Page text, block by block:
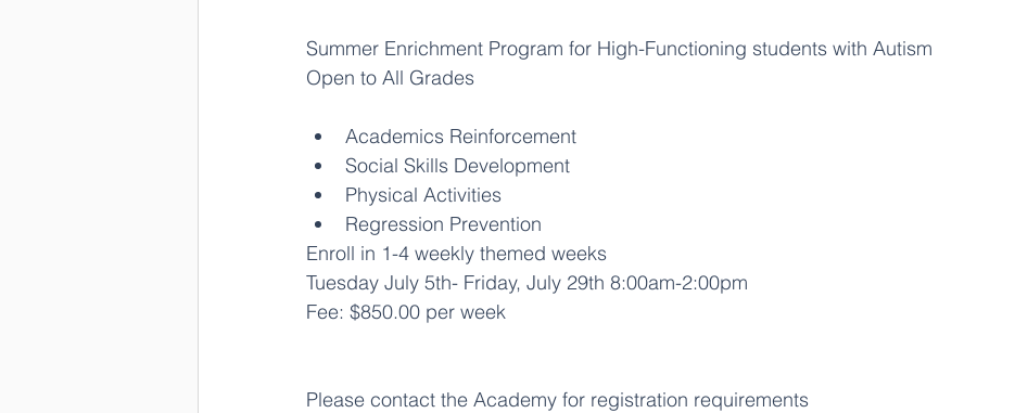
Summer Enrichment Program for High-Functioning students with Autism
Open to All Grades
Academics Reinforcement
Social Skills Development
Physical Activities
Regression Prevention
Enroll in 1-4 weekly themed weeks
Tuesday July 5th- Friday, July 29th 8:00am-2:00pm
Fee: $850.00 per week
Please contact the Academy for registration requirements